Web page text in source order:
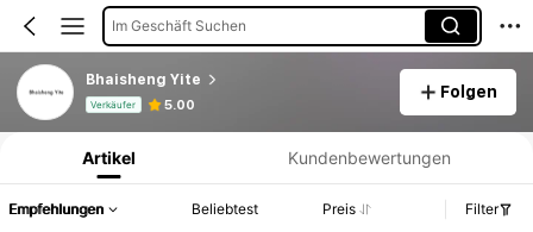
Im Geschäft Suchen
Bhaisheng Yite
Verkäufer 5.00
Folgen
Produktinformation: Preisangabe, Verkaufs- und Lagerbestandsdetails.
Artikel Kundenbewertungen
Empfehlungen Beliebtest Preis Filter